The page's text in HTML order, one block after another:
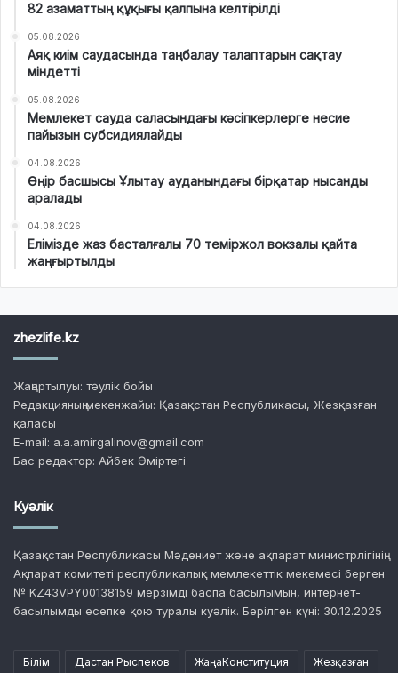
82 азаматтың құқығы қалпына келтірілді
05.08.2026
Аяқ киім саудасында таңбалау талаптарын сақтау
міндетті
05.08.2026
Мемлекет сауда саласындағы кәсіпкерлерге несие
пайызын субсидиялайды
04.08.2026
Өңір басшысы Ұлытау ауданындағы бірқатар нысанды
аралады
04.08.2026
Елімізде жаз басталғалы 70 теміржол вокзалы қайта
жаңғыртылды
zhezlife.kz
Жаңартылуы: тәулік бойы
Редакцияның мекенжайы: Қазақстан Республикасы, Жезқазған
қаласы
E-mail: a.a.amirgalinov@gmail.com
Бас редактор: Айбек Әміртегі
Куәлік
Қазақстан Республикасы Мәдениет және ақпарат министрлігінің
Ақпарат комитеті республикалық мемлекеттік мекемесі берген
№ KZ43VPY00138159 мерзімді баспа басылымын, интернет-
басылымды есепке қою туралы куәлік. Берілген күні: 30.12.2025
Білім Дастан Рыспеков ЖаңаКонституция Жезқазған